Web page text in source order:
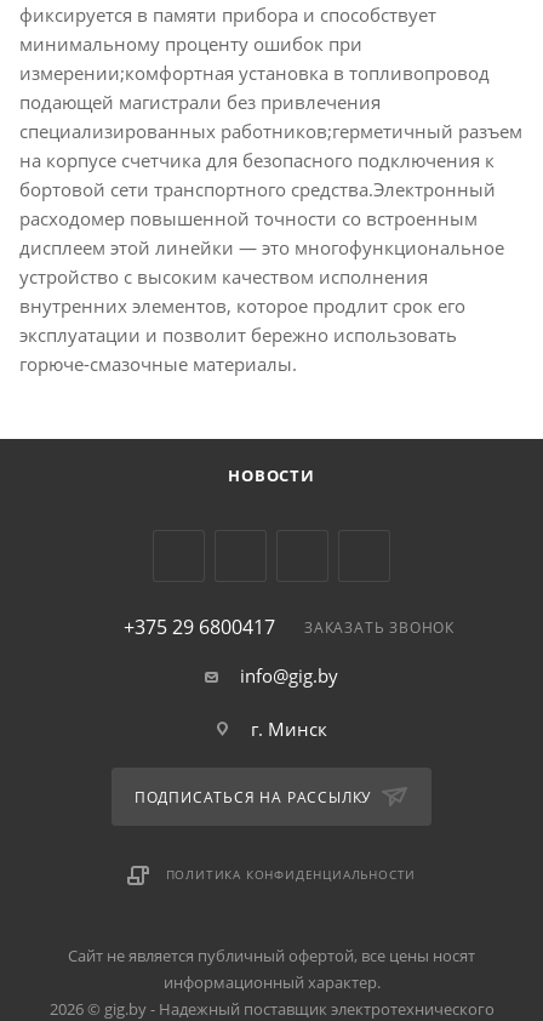
фиксируется в памяти прибора и способствует
минимальному проценту ошибок при
измерении;комфортная установка в топливопровод
подающей магистрали без привлечения
специализированных работников;герметичный разъем
на корпусе счетчика для безопасного подключения к
бортовой сети транспортного средства.Электронный
расходомер повышенной точности со встроенным
дисплеем этой линейки — это многофункциональное
устройство с высоким качеством исполнения
внутренних элементов, которое продлит срок его
эксплуатации и позволит бережно использовать
горюче-смазочные материалы.
НОВОСТИ
+375 29 6800417 ЗАКАЗАТЬ ЗВОНОК
info@gig.by
г. Минск
ПОДПИСАТЬСЯ НА РАССЫЛКУ
ПОЛИТИКА КОНФИДЕНЦИАЛЬНОСТИ
Сайт не является публичный офертой, все цены носят
информационный характер.
2026 © gig.by - Надежный поставщик электротехнического